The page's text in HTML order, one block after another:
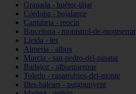
Granada - huétor-tájar
Córdoba - bujalance
Cantabria - reocín
Barcelona - monistrol-de-montserrat
Lleida - les
Almería - albox
Murcia - san-pedro-del-pinatar
Badajoz - alburquerque
Toledo - casarrubios-del-monte
Illes-balears - puigpunyent